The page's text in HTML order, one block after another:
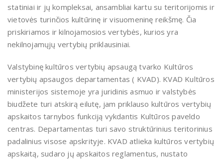
statiniai ir jų kompleksai, ansambliai kartu su teritorijomis ir
vietovės turinčios kultūrinę ir visuomeninę reikšmę. Čia
priskiriamos ir kilnojamosios vertybės, kurios yra
nekilnojamųjų vertybių priklausiniai.
Valstybinę kultūros vertybių apsaugą tvarko Kultūros
vertybių apsaugos departamentas ( KVAD). KVAD Kultūros
ministerijos sistemoje yra juridinis asmuo ir valstybės
biudžete turi atskirą eilutę, jam priklauso kultūros vertybių
apskaitos tarnybos funkciją vykdantis Kultūros paveldo
centras. Departamentas turi savo struktūrinius teritorinius
padalinius visose apskrityje. KVAD atlieka kultūros vertybių
apskaitą, sudaro jų apskaitos reglamentus, nustato